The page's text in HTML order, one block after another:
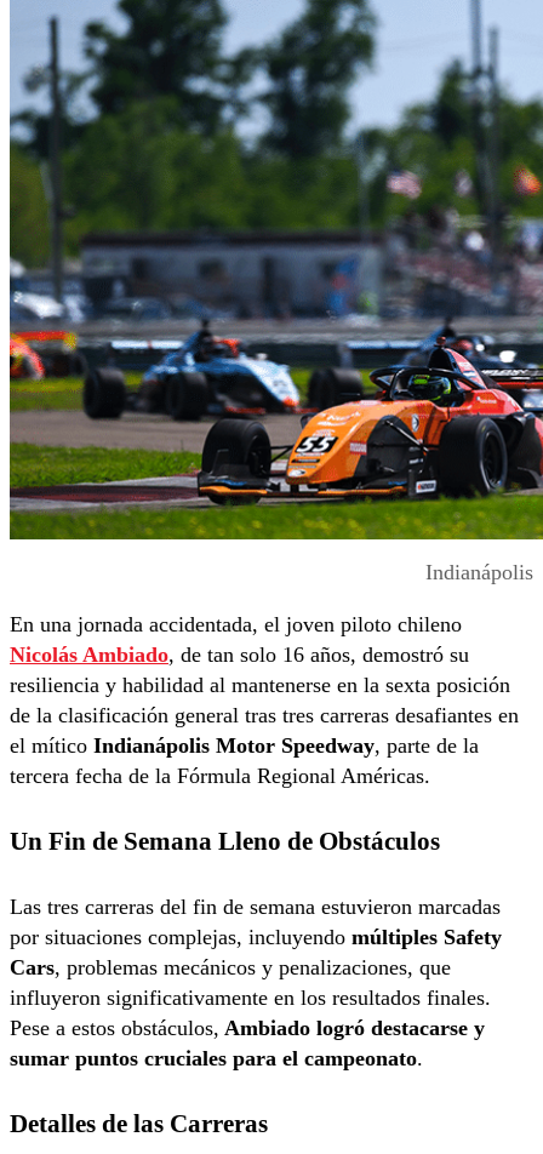
Indianápolis
En una jornada accidentada, el joven piloto chileno
Nicolás Ambiado, de tan solo 16 años, demostró su
resiliencia y habilidad al mantenerse en la sexta posición
de la clasificación general tras tres carreras desafiantes en
el mítico Indianápolis Motor Speedway, parte de la
tercera fecha de la Fórmula Regional Américas.
Un Fin de Semana Lleno de Obstáculos
Las tres carreras del fin de semana estuvieron marcadas
por situaciones complejas, incluyendo múltiples Safety
Cars, problemas mecánicos y penalizaciones, que
influyeron significativamente en los resultados finales.
Pese a estos obstáculos, Ambiado logró destacarse y
sumar puntos cruciales para el campeonato.
Detalles de las Carreras